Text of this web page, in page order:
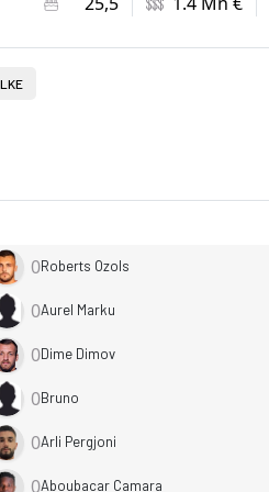
0Roberts Ozols
0Aurel Marku
0Dime Dimov
0Bruno
0Arli Pergjoni
0Aboubacar Camara